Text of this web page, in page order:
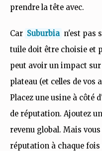
prendre la tête avec.
Car Suburbia n'est pas
tuile doit être choisie et
peut avoir un impact
plateau (et celles de vos
Placez une usine à côté
de réputation. Ajoutez
revenu global. Mais
réputation à chaque fois